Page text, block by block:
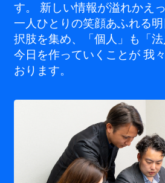
す。 新しい情報が溢れかえ
一人ひとりの笑顔あふれる
択肢を集め、「個人」も「
今日を作っていくことが 我
おります。